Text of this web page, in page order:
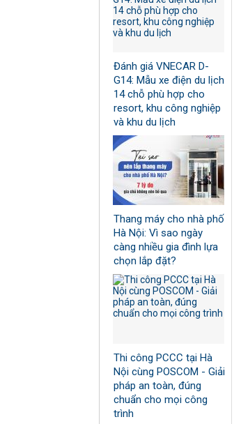
Đánh giá VNECAR D-
G14: Mẫu xe điện du lịch
14 chỗ phù hợp cho
resort, khu công nghiệp
và khu du lịch
Thang máy cho nhà phố
Hà Nội: Vì sao ngày
càng nhiều gia đình lựa
chọn lắp đặt?
Thi công PCCC tại Hà
Nội cùng POSCOM - Giải
pháp an toàn, đúng
chuẩn cho mọi công
trình